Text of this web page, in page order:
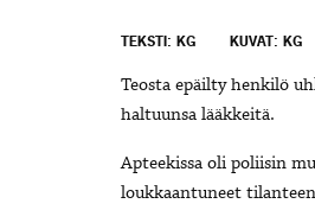
TEKSTI: KG KUVAT: KG
Teosta epäilty henkilö
haltuunsa lääkkeitä.
Apteekissa oli poliisin
loukkaantuneet